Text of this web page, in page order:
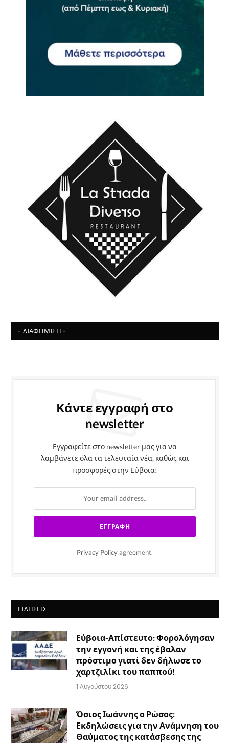
- ΔΙΑΦΉΜΙΣΗ -
Κάντε εγγραφή στο
newsletter
Εγγραφείτε στο newsletter μας για να
λαμβάνετε όλα τα τελευταία νέα, καθώς και
προσφορές στην Εύβοια!
Privacy Policy agreement.
ΕΙΔΉΣΕΙΣ
Εύβοια-Απίστευτο: Φορολόγησαν
την εγγονή και της έβαλαν
πρόστιμο γιατί δεν δήλωσε το
χαρτζιλίκι του παππού!
1 Αυγούστου 2026
Όσιος Ιωάννης ο Ρώσος:
Εκδηλώσεις για την Ανάμνηση του
Θαύματος της κατάσβεσης της